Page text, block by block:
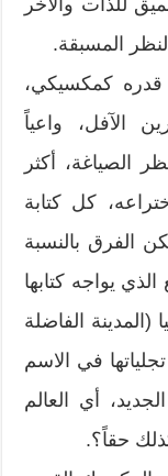
للذات والآخر
المسبقة.
كمكسيكي،
الآفل، واعياً
الصياغة، أكثر
كل كتابة
الفرق بالنسبة
الذي يواجه كتابها
(المدينة الفاضلة
في الاسم
أي العالم
حقاً؟.